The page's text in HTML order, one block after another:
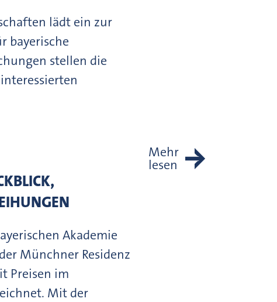
lädt ein zur
bayerische
stellen die
Akademie
Münchner Residenz
Preisen im
Mit der
Mehr
lesen